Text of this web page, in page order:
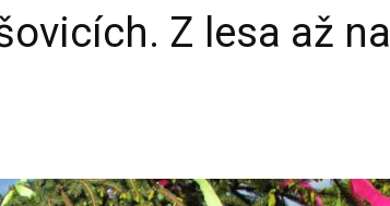
Z lesa až na